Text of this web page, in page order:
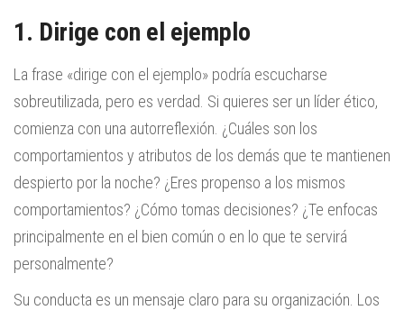
1. Dirige con el ejemplo
La frase «dirige con el ejemplo» podría escucharse
sobreutilizada, pero es verdad. Si quieres ser un líder ético,
comienza con una autorreflexión. ¿Cuáles son los
comportamientos y atributos de los demás que te mantienen
despierto por la noche? ¿Eres propenso a los mismos
comportamientos? ¿Cómo tomas decisiones? ¿Te enfocas
principalmente en el bien común o en lo que te servirá
personalmente?
Su conducta es un mensaje claro para su organización. Los